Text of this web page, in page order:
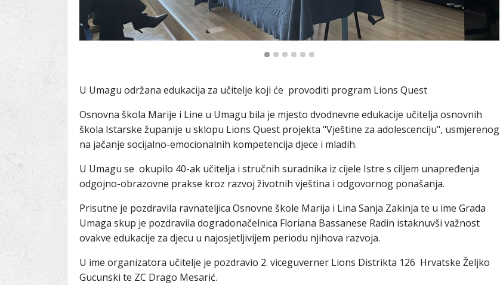
U Umagu održana edukacija za učitelje koji će provoditi program Lions Quest
Osnovna škola Marije i Line u Umagu bila je mjesto dvodnevne edukacije učitelja osnovnih
škola Istarske županije u sklopu Lions Quest projekta "Vještine za adolescenciju", usmjerenog
na jačanje socijalno-emocionalnih kompetencija djece i mladih.
U Umagu se okupilo 40-ak učitelja i stručnih suradnika iz cijele Istre s ciljem unapređenja
odgojno-obrazovne prakse kroz razvoj životnih vještina i odgovornog ponašanja.
Prisutne je pozdravila ravnateljica Osnovne škole Marija i Lina Sanja Zakinja te u ime Grada
Umaga skup je pozdravila dogradonačelnica Floriana Bassanese Radin istaknuvši važnost
ovakve edukacije za djecu u najosjetljivijem periodu njihova razvoja.
U ime organizatora učitelje je pozdravio 2. viceguverner Lions Distrikta 126 Hrvatske Željko
Gucunski te ZC Drago Mesarić.